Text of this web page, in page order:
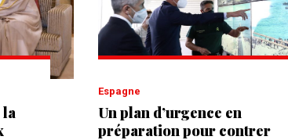
la
Espagne
Un plan d’urgence en
préparation pour contrer